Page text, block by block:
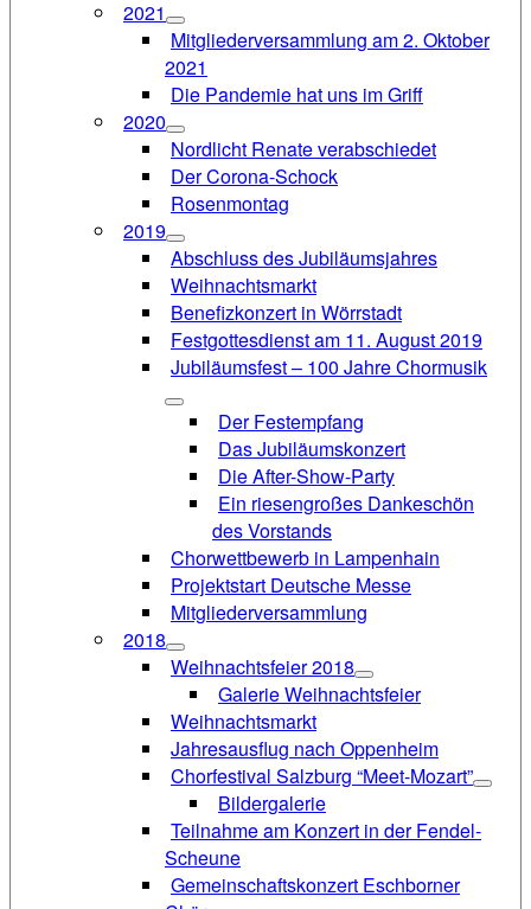
2021
Mitgliederversammlung am 2. Oktober
2021
Die Pandemie hat uns im Griff
2020
Nordlicht Renate verabschiedet
Der Corona-Schock
Rosenmontag
2019
Abschluss des Jubiläumsjahres
Weihnachtsmarkt
Benefizkonzert in Wörrstadt
Festgottesdienst am 11. August 2019
Jubiläumsfest – 100 Jahre Chormusik
Der Festempfang
Das Jubiläumskonzert
Die After-Show-Party
Ein riesengroßes Dankeschön
des Vorstands
Chorwettbewerb in Lampenhain
Projektstart Deutsche Messe
Mitgliederversammlung
2018
Weihnachtsfeier 2018
Galerie Weihnachtsfeier
Weihnachtsmarkt
Jahresausflug nach Oppenheim
Chorfestival Salzburg “Meet-Mozart”
Bildergalerie
Teilnahme am Konzert in der Fendel-
Scheune
Gemeinschaftskonzert Eschborner